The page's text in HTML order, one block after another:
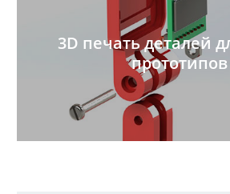
3D печать деталей
прототипов